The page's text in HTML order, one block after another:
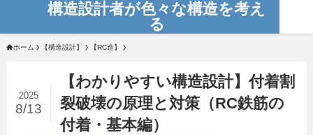
構造設計者が色々な構造を考え
る
ホーム 【構造設計】 【RC造】
【わかりやすい構造設計】付着割
裂破壊の原理と対策（RC鉄筋の
付着・基本編）
2025
8/13